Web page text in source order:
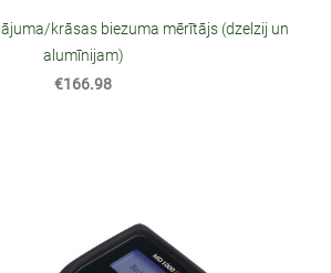
krāsas biezuma mērītājs (dzelzij un
alumīnijam)
€166.98